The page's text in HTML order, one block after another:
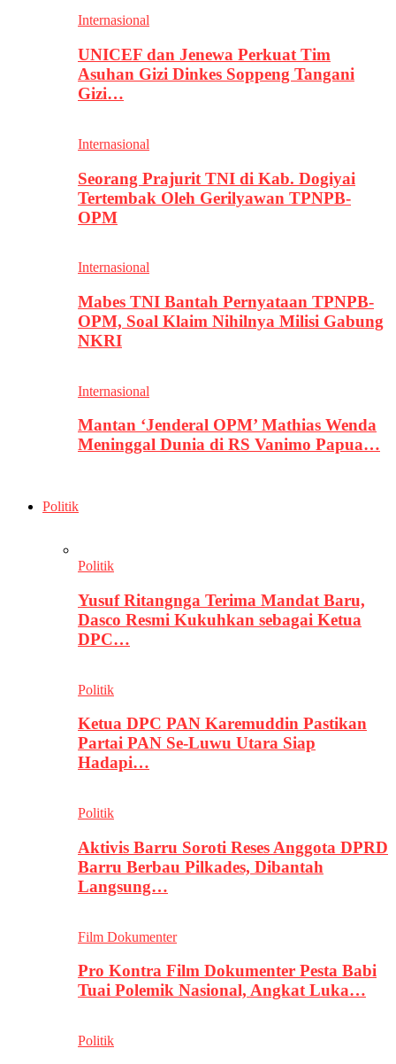
Internasional
UNICEF dan Jenewa Perkuat Tim
Asuhan Gizi Dinkes Soppeng Tangani
Gizi…
Internasional
Seorang Prajurit TNI di Kab. Dogiyai
Tertembak Oleh Gerilyawan TPNPB-
OPM
Internasional
Mabes TNI Bantah Pernyataan TPNPB-
OPM, Soal Klaim Nihilnya Milisi Gabung
NKRI
Internasional
Mantan ‘Jenderal OPM’ Mathias Wenda
Meninggal Dunia di RS Vanimo Papua…
Politik
Politik
Yusuf Ritangnga Terima Mandat Baru,
Dasco Resmi Kukuhkan sebagai Ketua
DPC…
Politik
Ketua DPC PAN Karemuddin Pastikan
Partai PAN Se-Luwu Utara Siap
Hadapi…
Politik
Aktivis Barru Soroti Reses Anggota DPRD
Barru Berbau Pilkades, Dibantah
Langsung…
Film Dokumenter
Pro Kontra Film Dokumenter Pesta Babi
Tuai Polemik Nasional, Angkat Luka…
Politik